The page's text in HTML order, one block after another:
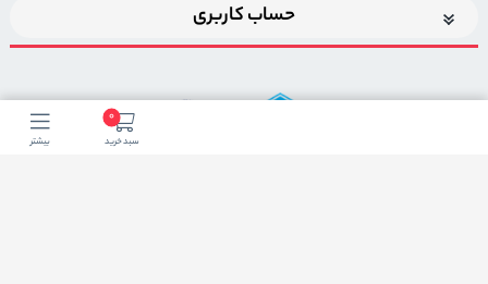
0
سبد خرید بیشتر
حساب کاربری